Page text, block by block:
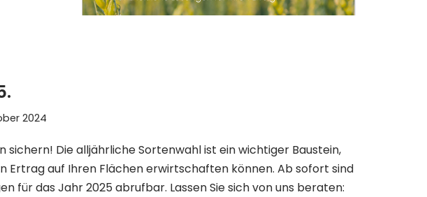
2024
sichern! Die alljährliche Sortenwahl ist ein wichtiger Baustein,
Ertrag auf Ihren Flächen erwirtschaften können. Ab sofort sind
für das Jahr 2025 abrufbar. Lassen Sie sich von uns beraten: